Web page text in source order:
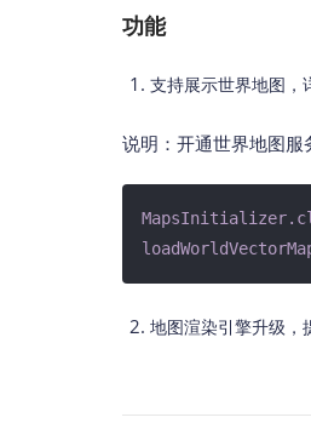
功能
支持展示世界地图，
说明：开通世界地图
MapsInitializer
地图渲染引擎升级，